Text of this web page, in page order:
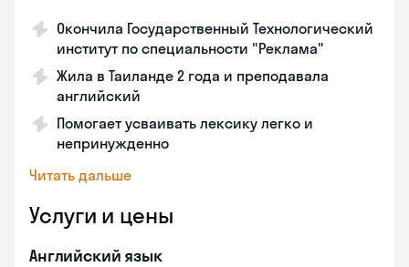
Окончила Государственный Технологический
институт по специальности "Реклама"
Жила в Таиланде 2 года и преподавала
английский
Помогает усваивать лексику легко и
непринужденно
Читать дальше
Услуги и цены
Английский язык